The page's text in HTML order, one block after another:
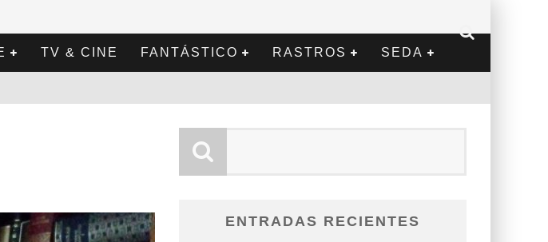
TV & CINE FANTÁSTICO RASTROS SEDA
ENTRADAS RECIENTES